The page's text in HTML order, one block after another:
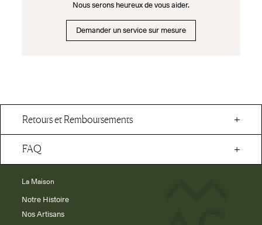
Nous serons heureux de vous aider.
Demander un service sur mesure
Retours et Remboursements
FAQ
La Maison
Notre Histoire
Nos Artisans